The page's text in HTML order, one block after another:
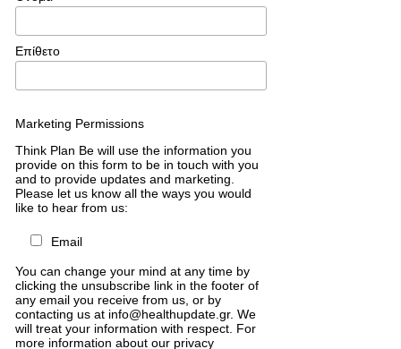
Επίθετο
Marketing Permissions
Think Plan Be will use the information you
provide on this form to be in touch with you
and to provide updates and marketing.
Please let us know all the ways you would
like to hear from us:
Email
You can change your mind at any time by
clicking the unsubscribe link in the footer of
any email you receive from us, or by
contacting us at info@healthupdate.gr. We
will treat your information with respect. For
more information about our privacy